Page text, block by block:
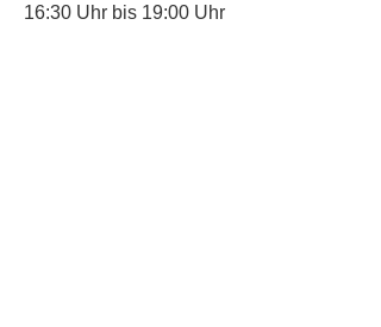
16:30 Uhr bis 19:00 Uhr